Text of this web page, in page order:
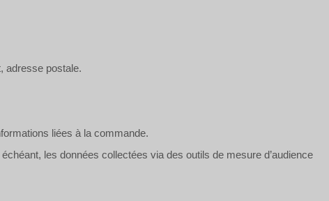
adresse postale.
liées à la commande.
les données collectées via des outils de mesure d’audience